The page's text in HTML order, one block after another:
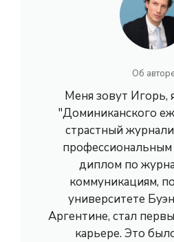
Об
Меня зовут Игорь,
"Доминиканского
страстный
диплом по
коммуникациям,
университете
Аргентине, стал
карьере. Это